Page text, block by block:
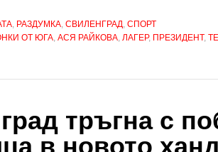
, РАЗДУМКА, СВИЛЕНГРАД, СПОРТ
ОТ ЮГА, АСЯ РАЙКОВА, ЛАГЕР, ПРЕЗИДЕНТ,
тръгна с
в новото